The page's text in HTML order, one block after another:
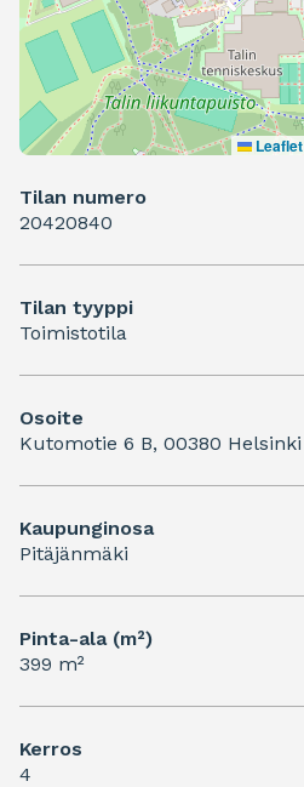
Leaflet
Tilan numero
20420840
Tilan tyyppi
Toimistotila
Osoite
Kutomotie 6 B, 00380 Helsinki
Kaupunginosa
Pitäjänmäki
Pinta-ala (m²)
399 m²
Kerros
4